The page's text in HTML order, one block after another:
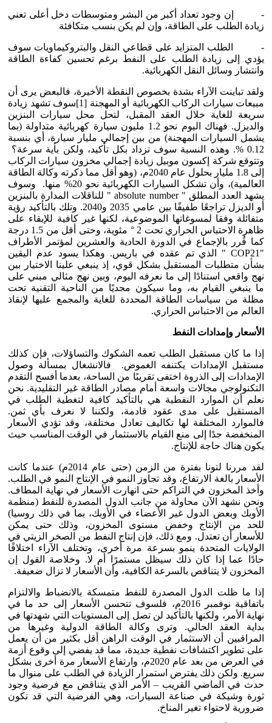
- إن وجود تعداد أكبر من البشر ومتوسطات دخل أعلى تعني
زيادة الطلب على الطاقة، وإن لم يكن بنسب متكافئة
- الطلب المتزايد على قطاعي النقل والبتروكيماويات سوف
يؤدي إلى زيادة الطلب على النفط برغم تحسين كفاءة الطاقة
وانتشار وسائل النقل الكهربائية.
ولقد تباينت الآراء بشدة بخصوص النقطة الأخيرة، فالبعض يرى أن
مبيعات سيارات الركاب الكهربائية أو المهجنة [1]سوف تشهد زيادة
سريعة للغاية خلال العقد المقبل، لتحل محل سيارات البنزين
والديزل. فهناك اليوم نحو 1.2 مليون سيارة كهربائية متداولة (بما
يشمل السيارات المهجنة) من بين إجمالي مليار سيارة، أي بنسبة
0.12 %. وهذه النسبة سوف تزداد بكل تأكيد، ولكن بأية سرعة؟
وتتوقع شركة إكسون موبيل زيادة إجمالي مخزون سيارات الركاب
إلى 1.8 مليار بحلول عام 2040م، (وهو أقل مما ذكرته وكالة الطاقة
العالمية)، وأن تشكل السيارات الكهربائية نحو 20% منها. وسوف
يشهد العدد المطلق " absolute number " للناقلات المدارة بالبنزين
أو الديزل تراجعًا طفيفًا بين عامي 2035 و2040. وتلك بالتأكيد رؤية
متفائلة وفقا لمسوغاتها الموضوعية، لكنها غير كافية للإبقاء على
ظاهرة الاحتباس الحراري تحت 2 ° مئوية، وحتى أقل من 1.5 درجة
كما قُرر بالإجماع في الدورة الحادية والعشرين لمؤتمر الأطراف
"COP21 " الذي تم عقده في باريس. وهكذا يسود عدم اليقين
بشأن متطلبات المستقبل بشكل قوي، إذ ينبغي علينا الاختيار بين
نهج واقعي استنادًا إلى ما نعرفه اليوم، وبين نهج مثالي مبني على
ما ينبغي القيام به، وما سيكون مجديًا من الناحية التقنية تحت
مظلة من سياسات الطاقة المحددة للغاية والمجمع عليها لإنقاذ
العالم من الاحتباس الحراري.
الأسعار وإمدادات النفط
إذا ما كان مستقبل الطلب تعمه الشكوك والتساؤلات، فإن كذلك
مستقبل الإمدادات يكتنفه الغموض. فالانشغال بمسألة وصول
الإمدادات إلى الذروة اختفى تقريبًا من الساحة، بعدما أفسح التقدم
التكنولوجي مجالات واسعة أمام مصادر الطاقة غير التقليدية. نحن
نعلم أن الموارد النفطية هي بالتأكيد كافية لتغطية الطلب في
المستقبل على مدى عقود قادمة، ولكننا لا نعرف بأي ثمن.
فالموارد المختلفة لها تكاليف تعادل مختلفة، وقد تؤدي الأسعار
المنخفضة جدًا إلى منع القيام بالاستثمار في الوقت المناسب حيث
يكون هناك حاجة للإنتاج.
لقد مررنا لتونا بفترة من الزمن (حتى عام 2014م) عندما كانت
الأسعار بالغة الارتفاع، وقد تجاوز النمو في الإنتاج النمو في الطلب.
وأخذ المخزون في التراكم حتى انهارت الأسعار في نهاية المطاف.
ونحن نشهد الآن محاولة من جانب الدول المصدرة للنفط (منظمة
الأوبك وبعض الدول غير الأعضاء في الأوبك، بما في ذلك روسيا)
للحد من الإنتاج وخفض مستوى المخزون، وذلك حتى يمكن
للأسعار أن تعتدل. ومع ذلك، فإن إنتاج النفط من الصخر الزيتي في
الولايات المتحدة ينمو بسرعة مرة أخرى، وتختلف الآراء اختلافًا
حادًا عما إذا كان ذلك سيظل مستمرًا أم لا. وخلاصة القول إن
المخزون لا يتناقص بالسرعة الكافية، وأن الأسعار لا تزال ضعيفة.
إذا ما ظلت الدول المصدرة للنفط متمسكة بالانضباط والالتزام
باتفاقية نوفمبر 2016م، فلسوف تتحسن الأسعار إلى حد ما في
نهاية الأمر، ولكنها بالتأكيد لن تصل إلى المستويات التي شهدتها في
بداية العقد الحالي. وترى وكالة الطاقة الدولية وغيرها من
المراقبين أن الاستثمار في الوقت الراهن أقل بكثير من أن يعمل
على تطوير اكتشافات نفطية جديدة، مما قد يفضي إلى وقوع أزمة
في العرض من بعد عام 2020م، وارتفاع الأسعار مرة أخرى بشكل
سريع. ولكن ذلك يفترض استمرار الزيادة في الطلب على منوال ما
حدث في الماضي القريب – الأمر الذي يتناقض مع فرضية وجود
ثورة وشيكة في صناعة السيارات، وهي الفرضية التي قد تكون
ضرورية لاحتواء تغير المناخ.